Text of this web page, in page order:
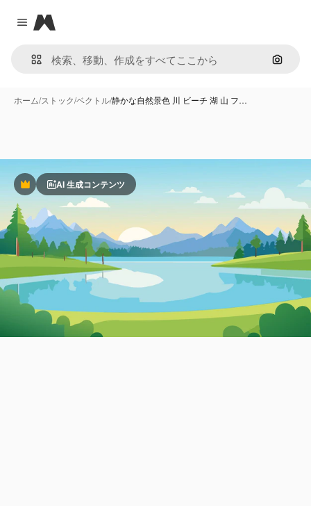
Close menu
Magnific
画像で
ホーム/ストック/ベクトル/静かな自然景色 川 ビーチ 湖 山 フ…
PremiumAI 生成コンテンツ